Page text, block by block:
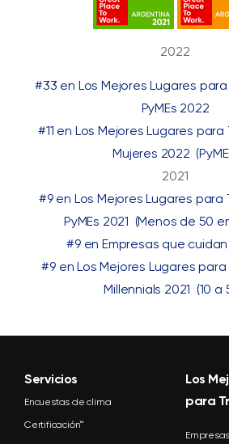
2022
#33 en Los Mejores Lugares
PyMEs 2022
#11 en Los Mejores Lugares
Mujeres 2022
2021
#9 en Los Mejores Lugares para
PyMEs 2021 (Menos de 50
#9 en Empresas que cuidan
#9 en Los Mejores Lugares
Millennials 2021 (10 a
Servicios
Encuestas de clima
Certificación™
Los
para